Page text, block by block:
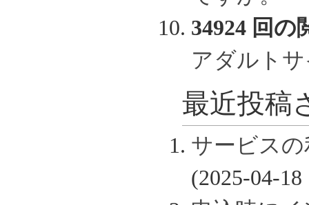
34924 回の
アダルト
最近投稿
サービス
(2025-04-18